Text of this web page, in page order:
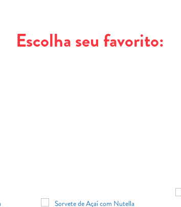
Escolha seu favorito: